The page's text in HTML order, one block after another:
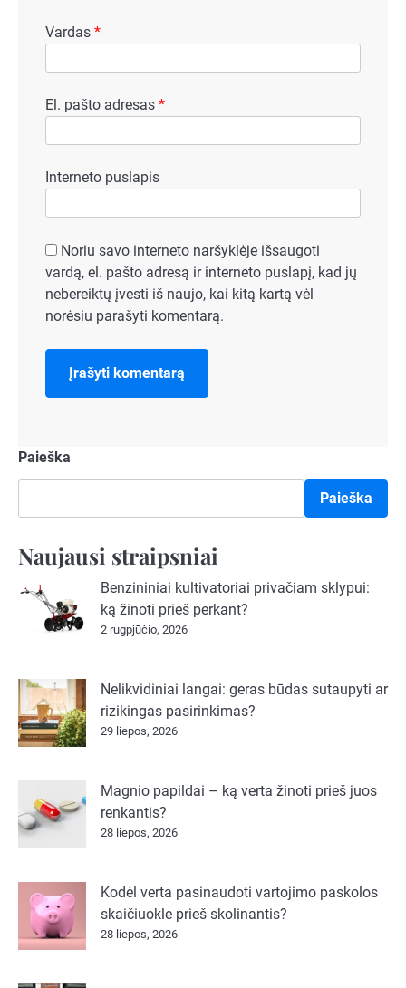
Vardas *
El. pašto adresas *
Interneto puslapis
Noriu savo interneto naršyklėje išsaugoti
vardą, el. pašto adresą ir interneto puslapį, kad jų
nebereiktų įvesti iš naujo, kai kitą kartą vėl
norėsiu parašyti komentarą.
Paieška
Paieška
Naujausi straipsniai
Benzininiai kultivatoriai privačiam sklypui:
ką žinoti prieš perkant?
2 rugpjūčio, 2026
Nelikvidiniai langai: geras būdas sutaupyti ar
rizikingas pasirinkimas?
29 liepos, 2026
Magnio papildai – ką verta žinoti prieš juos
renkantis?
28 liepos, 2026
Kodėl verta pasinaudoti vartojimo paskolos
skaičiuokle prieš skolinantis?
28 liepos, 2026